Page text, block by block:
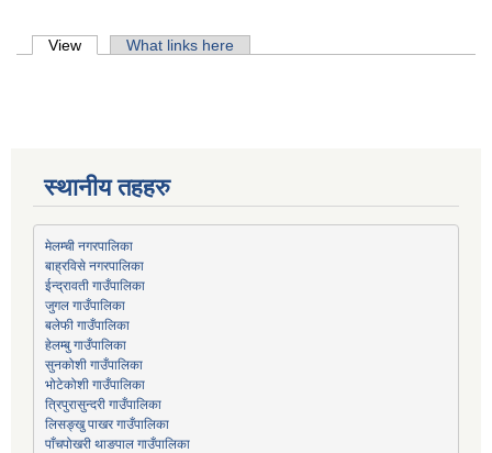
Primary tabs
View (active tab)What links here
स्थानीय तहहरु
मेलम्ची नगरपालिका
बाह्रविसे नगरपालिका
ईन्द्रावती गाउँपालिका
जुगल गाउँपालिका
बलेफी गाउँपालिका
हेलम्बु गाउँपालिका
सुनकोशी गाउँपालिका
भोटेकोशी गाउँपालिका
त्रिपुरासुन्दरी गाउँपालिका
लिसङ्खु पाखर गाउँपालिका
पाँचपोखरी थाङपाल गाउँपालिका